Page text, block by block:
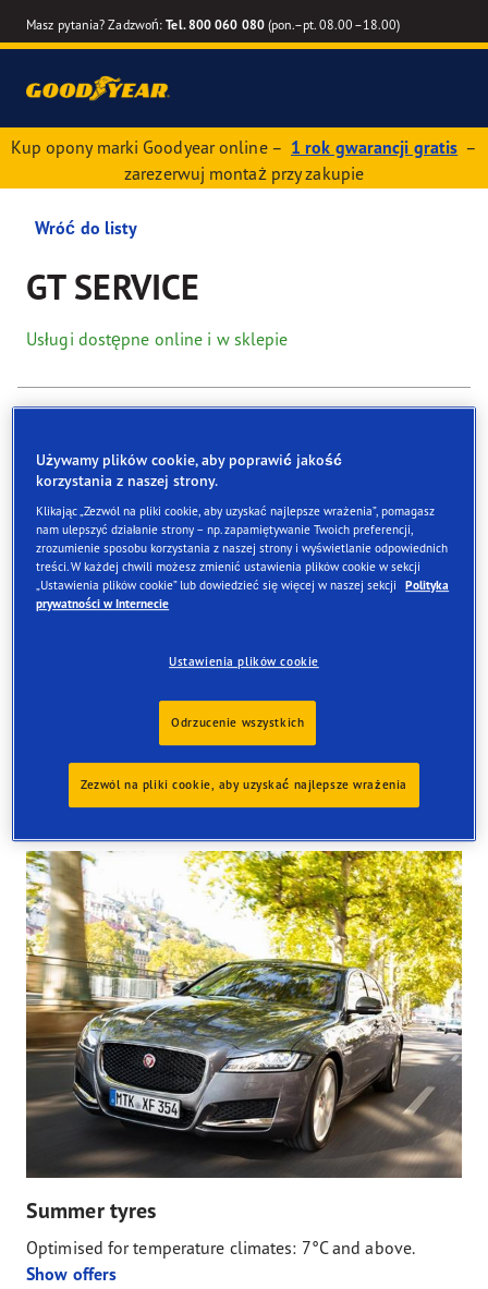
Masz pytania? Zadzwoń:Tel. 800 060 080(pon.–pt. 08.00–18.00)
Kup opony marki Goodyear online – 1 rok gwarancji gratis –
zarezerwuj montaż przy zakupie
Wróć do listy
GT SERVICE
Usługi dostępne online i w sklepie
Znajdź opony
Tyres available at the store
Summer tyres
Optimised for temperature climates: 7°C and above.
Show offers
Używamy plików cookie, aby poprawić jakość
korzystania z naszej strony.
Klikając „Zezwól na pliki cookie, aby uzyskać najlepsze wrażenia”, pomagasz
nam ulepszyć działanie strony – np. zapamiętywanie Twoich preferencji,
zrozumienie sposobu korzystania z naszej strony i wyświetlanie odpowiednich
treści. W każdej chwili możesz zmienić ustawienia plików cookie w sekcji
„Ustawienia plików cookie” lub dowiedzieć się więcej w naszej sekcji
Polityka
prywatności w Internecie
Ustawienia plików cookie
Odrzucenie wszystkich
Zezwól na pliki cookie, aby uzyskać najlepsze wrażenia